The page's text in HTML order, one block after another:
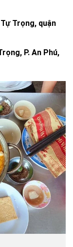
Trọng, quận
P. An Phú,